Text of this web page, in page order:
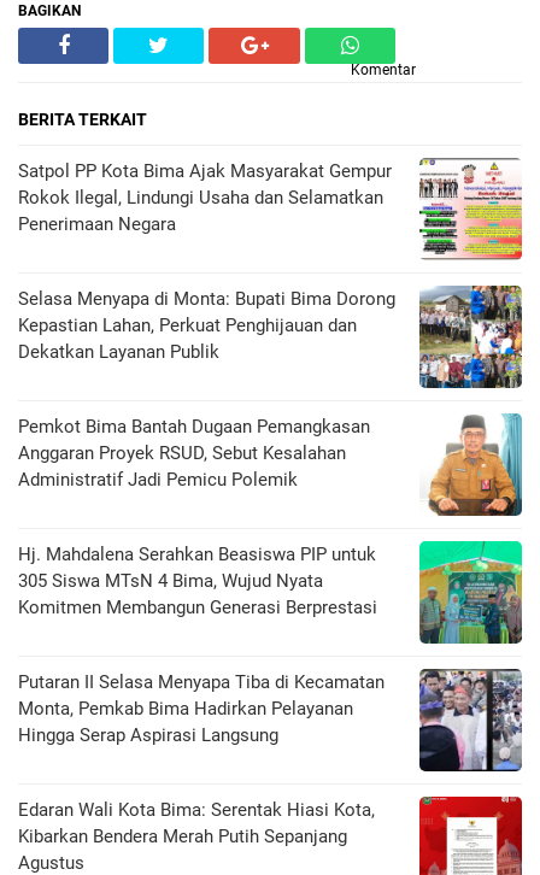
BAGIKAN
Komentar
BERITA TERKAIT
Satpol PP Kota Bima Ajak Masyarakat Gempur
Rokok Ilegal, Lindungi Usaha dan Selamatkan
Penerimaan Negara
Selasa Menyapa di Monta: Bupati Bima Dorong
Kepastian Lahan, Perkuat Penghijauan dan
Dekatkan Layanan Publik
Pemkot Bima Bantah Dugaan Pemangkasan
Anggaran Proyek RSUD, Sebut Kesalahan
Administratif Jadi Pemicu Polemik
Hj. Mahdalena Serahkan Beasiswa PIP untuk
305 Siswa MTsN 4 Bima, Wujud Nyata
Komitmen Membangun Generasi Berprestasi
Putaran II Selasa Menyapa Tiba di Kecamatan
Monta, Pemkab Bima Hadirkan Pelayanan
Hingga Serap Aspirasi Langsung
Edaran Wali Kota Bima: Serentak Hiasi Kota,
Kibarkan Bendera Merah Putih Sepanjang
Agustus